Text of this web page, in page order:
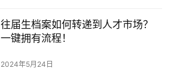
往届生档案如何转递到人才市场？
一键拥有流程！
2024年5月24日